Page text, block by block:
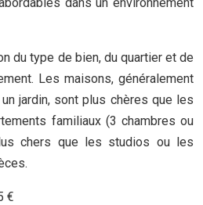
du type de bien, du quartier et de
Les maisons, généralement
jardin, sont plus chères que les
familiaux (3 chambres ou
chers que les studios ou les
€